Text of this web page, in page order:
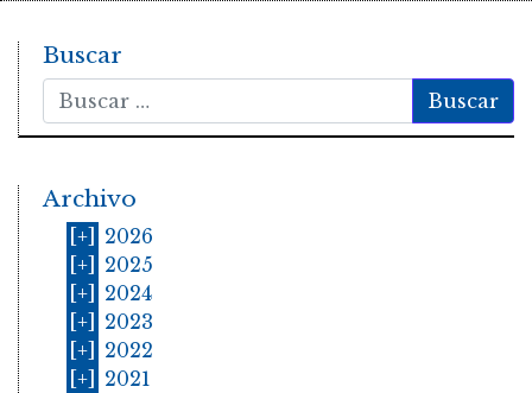
Buscar
Buscar
Archivo
[+]
2026
[+]
2025
[+]
2024
[+]
2023
[+]
2022
[+]
2021